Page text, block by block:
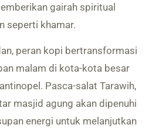
gairah spiritual
seperti khamar.
peran kopi bertransformasi
malam di kota-kota besar
Pasca-salat Tarawih,
masjid agung akan dipenuhi
energi untuk melanjutkan